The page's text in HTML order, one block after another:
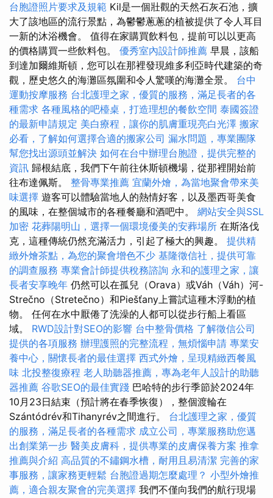
台胞證照片要求及規範 Kil是一個壯觀的天然石灰石池，擴
大了該地區的流行景點，為鬱鬱蔥蔥的植被提供了令人耳目
一新的沐浴機會。 值得在家購買飲料包，提前可以以更高
的價格購買一些飲料包。 優秀室內設計師推薦 早晨，該船
到達加爾維斯頓，您可以在那裡發現維多利亞時代建築的奇
觀，歷史悠久的海灘區氛圍和令人驚嘆的海灘全景。 台中
運動按摩服務 台北護理之家，優質的服務，滿足長者的各
種需求 各種風格的吧檯桌，打造理想的餐飲空間 泰國簽證
的最新申請規定 美白療程，讓你的肌膚重現亮白光澤 搬家
必看，了解如何選擇合適的搬家公司 漏水問題，專業團隊
幫您找出源頭並解決 如何在台中辦理台胞證，提供完整的
資訊 歸根結底，我們下午前往休斯頓機場，從那裡開始前
往布達佩斯。 整骨專業推薦 宜蘭外燴，為當地聚會帶來美
味選擇 遊客可以體驗當地人的熱情好客，以及墨西哥美食
的風味，在整個城市的各種餐廳和酒吧中。 網站安全與SSL
加密 花葬陽明山，選擇一個環境優美的安葬場所 在斯洛伐
克，這種傳統仍然充滿活力，引起了極大的興趣。 提供精
緻外燴茶點，為您的聚會增色不少 基隆徵信社，提供可靠
的調查服務 專業會計師提供稅務諮詢 永和的護理之家，讓
長者安享晚年 仍然可以在孤兒（Orava）或Váh（Váh）河-
Strečno（Stretečno）和Piešťany上嘗試這種木浮動的植
物。 任何在水中厭倦了洗澡的人都可以從步行船上看區
域。 RWD設計對SEO的影響 台中整骨價格 了解徵信公司
提供的各項服務 辦理護照的完整流程，無煩惱申請 專業安
養中心，關懷長者的最佳選擇 西式外燴，呈現精緻西餐風
味 北投整復療程 老人助聽器推薦，專為老年人設計的助聽
器推薦 谷歌SEO的最佳實踐 巴哈特的步行季節於2024年
10月23日結束（預計將在春季恢復），整個渡輪在
Szántódrév和Tihanyrév之間進行。 台北護理之家，優質
的服務，滿足長者的各種需求 成立公司，專業服務助您邁
出創業第一步 醫美皮膚科，提供專業的皮膚保養方案 推拿
推薦與介紹 高品質的不鏽鋼水槽，耐用且易清潔 完善的家
事服務，讓家務更輕鬆 台胞證過期怎麼處理？ 小型外燴推
薦，適合親友聚會的完美選擇 我們不僅向我們的航行現場